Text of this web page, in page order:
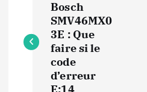
v
i
Bosch
SMV46MX0
3E : Que
faire si le
code
d’erreur